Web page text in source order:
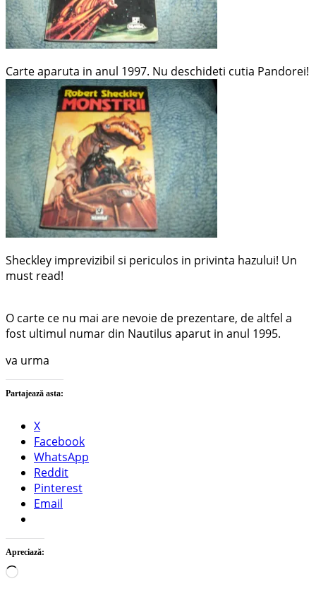
Carte aparuta in anul 1997. Nu deschideti cutia Pandorei!
Sheckley imprevizibil si periculos in privinta hazului! Un
must read!
O carte ce nu mai are nevoie de prezentare, de altfel a
fost ultimul numar din Nautilus aparut in anul 1995.
va urma
Partajează asta:
X
Facebook
WhatsApp
Reddit
Pinterest
Email
Apreciază:
Încarc...